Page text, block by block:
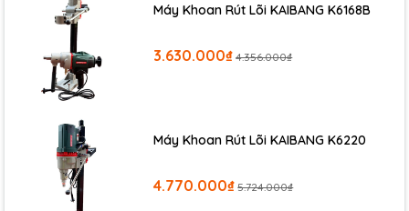
trực tiếp cho máy đều được.Máy Khoan Rút Lõi KAIBANG K6168B
3.630.000₫ 4.356.000₫
Máy Khoan Rút Lõi KAIBANG K6220
4.770.000₫ 5.724.000₫